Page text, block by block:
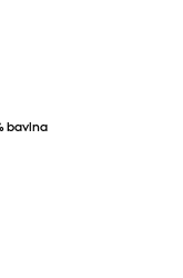
bavlna